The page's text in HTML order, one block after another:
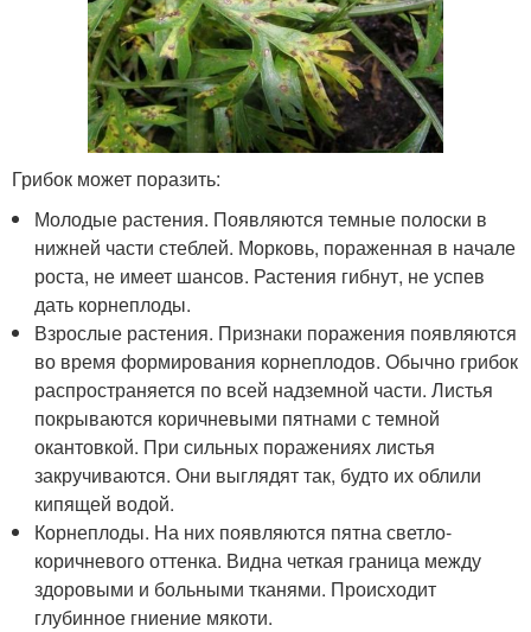
Грибок может поразить:
Молодые растения. Появляются темные полоски в
нижней части стеблей. Морковь, пораженная в начале
роста, не имеет шансов. Растения гибнут, не успев
дать корнеплоды.
Взрослые растения. Признаки поражения появляются
во время формирования корнеплодов. Обычно грибок
распространяется по всей надземной части. Листья
покрываются коричневыми пятнами с темной
окантовкой. При сильных поражениях листья
закручиваются. Они выглядят так, будто их облили
кипящей водой.
Корнеплоды. На них появляются пятна светло-
коричневого оттенка. Видна четкая граница между
здоровыми и больными тканями. Происходит
глубинное гниение мякоти.